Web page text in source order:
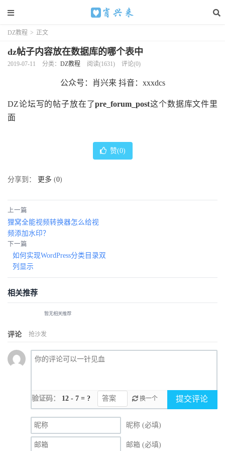
DZ教程 > 正文
dz帖子内容放在数据库的哪个表中
2019-07-11 分类： DZ教程 阅读(1631) 评论(0)
公众号：肖兴来 抖音：xxxdcs
DZ论坛写的帖子放在了pre_forum_post这个数据库文件里
面
赞(0)
分享到： 更多 (0)
上一篇
狸窝全能视频转换器怎么给视
频添加水印？
下一篇
如何实现WordPress分类目录双
列显示
相关推荐
暂无相关推荐
评论 抢沙发
验证码： 12 - 7 = ? 换一个 提交评论
昵称 (必填)
邮箱 (必填)